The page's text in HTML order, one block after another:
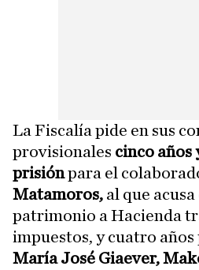
La Fiscalía pide en sus
provisionales cinco años
prisiónpara el
Matamoros, al que
patrimonio a Hacienda
impuestos, y cuatro años
María José Giaever,